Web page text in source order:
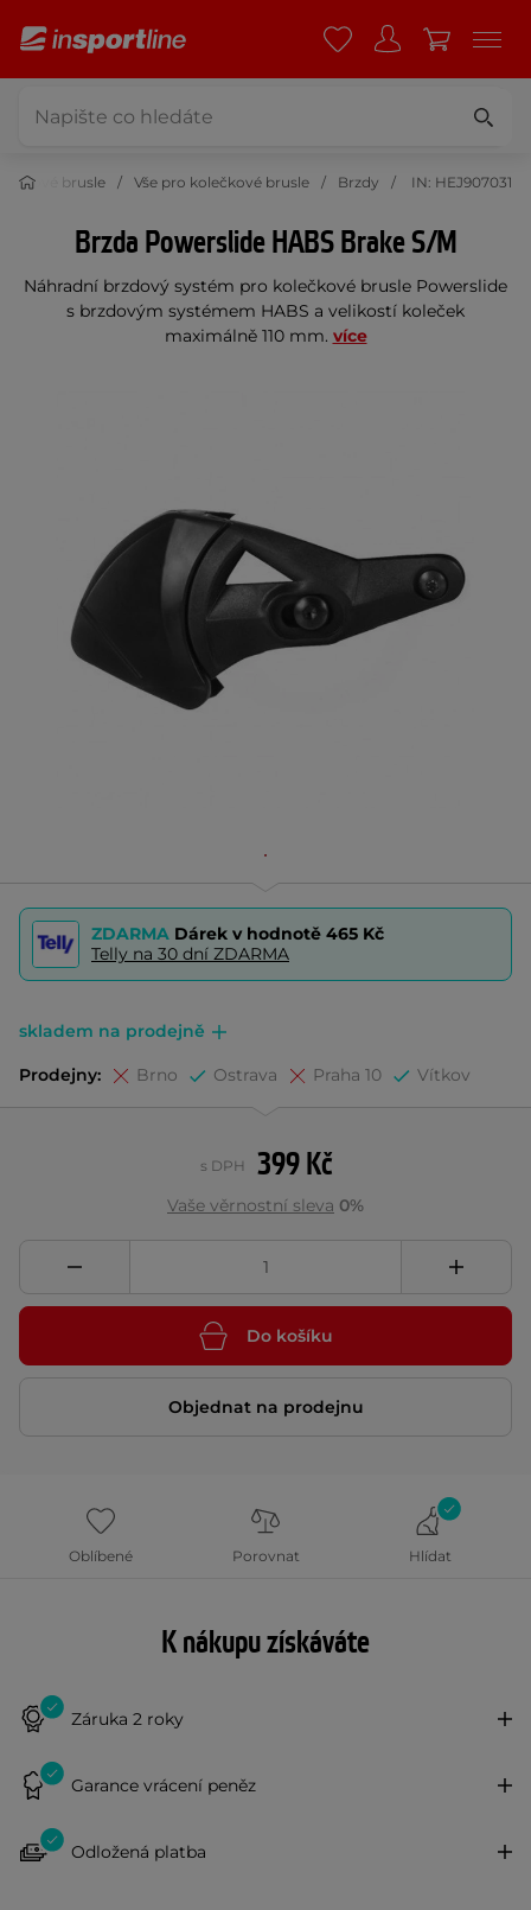
brusle Vše pro kolečkové brusle Brzdy IN: HEJ907031
Brzda Powerslide HABS Brake S/M
Náhradní brzdový systém pro kolečkové brusle Powerslide
s brzdovým systémem HABS a velikostí koleček
maximálně 110 mm. více
ZDARMA Dárek v hodnotě 465 Kč
Telly na 30 dní ZDARMA
skladem na prodejně
Prodejny: Brno Ostrava Praha 10 Vítkov
399 Kč
s DPH
Vaše věrnostní sleva 0%
Do košíku
Objednat na prodejnu
Oblíbené Porovnat Hlídat
K nákupu získáváte
Záruka 2 roky
Garance vrácení peněz
Odložená platba